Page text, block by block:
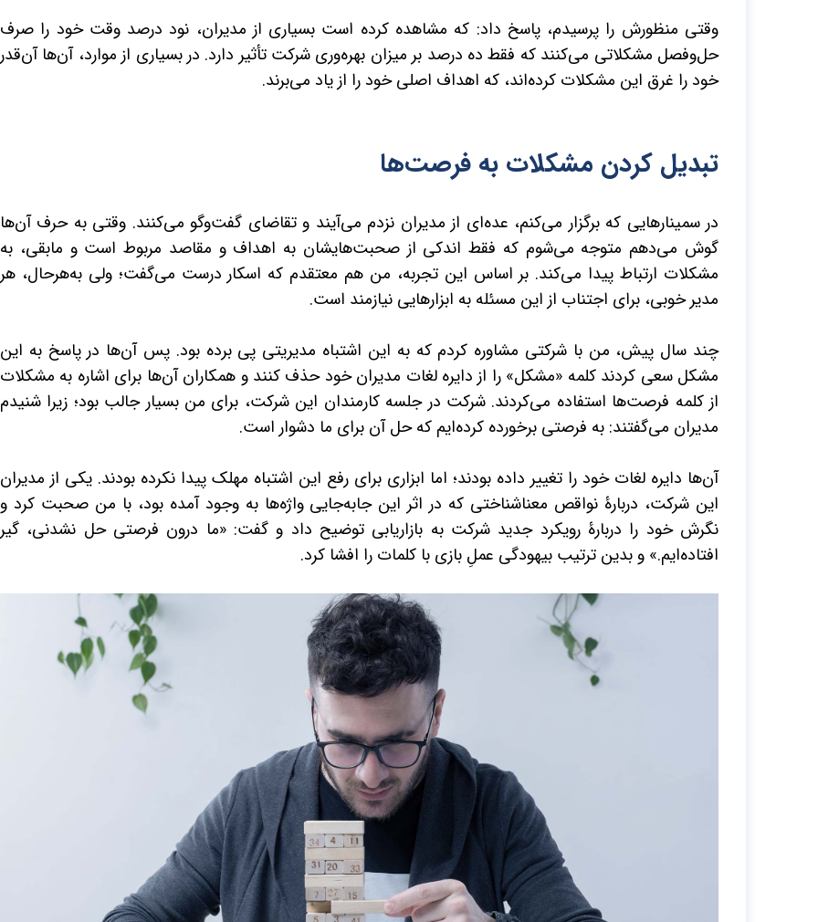
وقتی منظورش را پرسیدم، پاسخ داد: که مشاهده کرده است بسیاری از مدیران، نود درصد وقت خود را صرف
حل‌وفصل مشکلاتی می‌کنند که فقط ده درصد بر میزان بهره‌وری شرکت تأثیر دارد. در بسیاری از موارد، آن‌ها آن‌قدر
خود را غرق این مشکلات کرده‌اند، که اهداف اصلی خود را از یاد می‌برند.
تبدیل کردن مشکلات به فرصت‌ها
در سمینارهایی که برگزار می‌کنم، عده‌ای از مدیران نزدم می‌آیند و تقاضای گفت‌وگو می‌کنند. وقتی به حرف آن‌ها
گوش می‌دهم متوجه می‌شوم که فقط اندکی از صحبت‌هایشان به اهداف و مقاصد مربوط است و مابقی، به
مشکلات ارتباط پیدا می‌کند. بر اساس این تجربه، من هم معتقدم که اسکار درست می‌گفت؛ ولی به‌هرحال، هر
مدیر خوبی، برای اجتناب از این مسئله به ابزارهایی نیازمند است.
چند سال پیش، من با شرکتی مشاوره کردم که به این اشتباه مدیریتی پی برده بود. پس آن‌ها در پاسخ به این
مشکل سعی کردند کلمه «مشکل» را از دایره لغات مدیران خود حذف کنند و همکاران آن‌ها برای اشاره به مشکلات
از کلمه فرصت‌ها استفاده می‌کردند. شرکت در جلسه کارمندان این شرکت، برای من بسیار جالب بود؛ زیرا شنیدم
مدیران می‌گفتند: به فرصتی برخورده کرده‌ایم که حل آن برای ما دشوار است.
آن‌ها دایره لغات خود را تغییر داده بودند؛ اما ابزاری برای رفع این اشتباه مهلک پیدا نکرده بودند. یکی از مدیران
این شرکت، دربارۀ نواقص معناشناختی که در اثر این جابه‌جایی واژه‌ها به وجود آمده بود، با من صحبت کرد و
نگرش خود را دربارۀ رویکرد جدید شرکت به بازاریابی توضیح داد و گفت: «ما درون فرصتی حل نشدنی، گیر
افتاده‌ایم.» و بدین ترتیب بیهودگی عملِ بازی با کلمات را افشا کرد.